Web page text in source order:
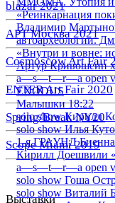
blazar 2021
АРТ Москва 2021
Cosmoscow Art Fair
ENTER Art Fair 2020
Spring/Break NY20
Scope Miami 2019
Выставки
«Реинкарнация
Владимир
автоархеологии.
«Внутри и вовне:
Артур Кривошеин
a—s—t—r—a open
EXODUS
Малышки 18:22
solo show Кирилл
solo show Илья
1-я ГРАУНД
Кирилл Доешвили
a—s—t—r—a open
solo show Гоша
solo show Виталий